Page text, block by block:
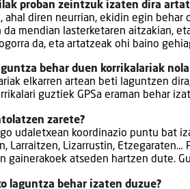
proban zeintzuk izaten dira
ahal diren neurrian, ekidin egin behar
da mendian lasterketaren aitzakian,
da, eta artatzeak ohi baino
behar duen korrikalariak
elkarren artean beti laguntzen
guztiek GPSa eraman behar
zarete?
udaletxean koordinazio puntu bat
Larraitzen, Lizarrustin,
gainerakoek atseden hartzen dute.
laguntza behar izaten duzue?